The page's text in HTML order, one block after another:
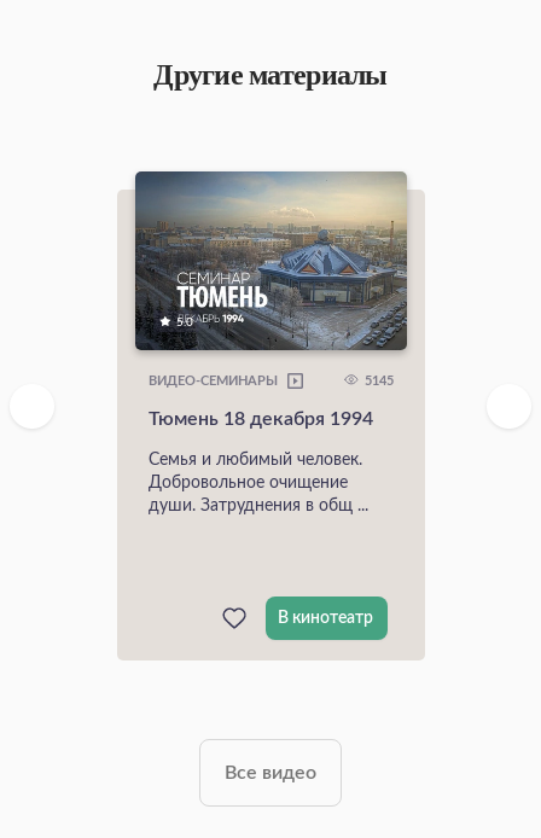
Другие материалы
5.0
ВИДЕО-СЕМИНАРЫ 5145
Тюмень 18 декабря 1994
Семья и любимый человек.
Добровольное очищение
души. Затруднения в общ ...
В кинотеатр
Все видео